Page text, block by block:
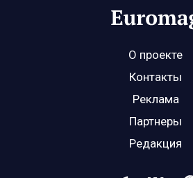
О проекте
Контакты
Реклама
Партнеры
Редакция